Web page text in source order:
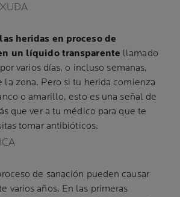
heridas en proceso de
un líquido transparente llamado
varios días, o incluso semanas,
la zona. Pero si tu herida comienza
o amarillo, esto es una señal de
que ver a tu médico para que te
tomar antibióticos.
de sanación pueden causar
varios años. En las primeras